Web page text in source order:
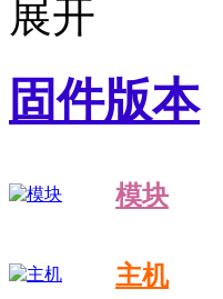
固件版本
模块
主机